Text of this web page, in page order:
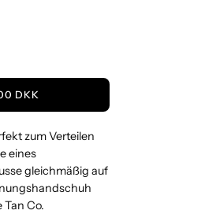
DKK
zum Verteilen
eines
gleichmäßig auf
Co.